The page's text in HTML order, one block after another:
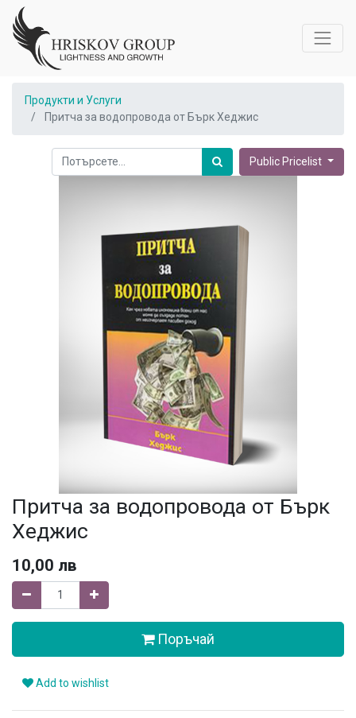
Продукти и Услуги
Притча за водопровода от Бърк Хеджис
Public Pricelist
Притча за водопровода от Бърк
Хеджис
10,00 лв
Поръчай
Add to wishlist